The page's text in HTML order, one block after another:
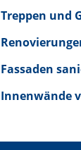
Treppen und
Fassaden
Innenwände